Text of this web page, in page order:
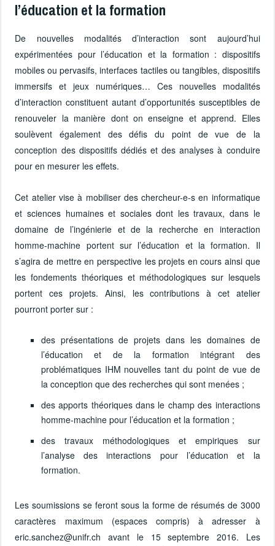
l’éducation et la formation
De nouvelles modalités d’interaction sont aujourd’hui
expérimentées pour l’éducation et la formation : dispositifs
mobiles ou pervasifs, interfaces tactiles ou tangibles, dispositifs
immersifs et jeux numériques… Ces nouvelles modalités
d’interaction constituent autant d’opportunités susceptibles de
renouveler la manière dont on enseigne et apprend. Elles
soulèvent également des défis du point de vue de la
conception des dispositifs dédiés et des analyses à conduire
pour en mesurer les effets.
Cet atelier vise à mobiliser des chercheur-e-s en informatique
et sciences humaines et sociales dont les travaux, dans le
domaine de l’ingénierie et de la recherche en interaction
homme-machine portent sur l’éducation et la formation. Il
s’agira de mettre en perspective les projets en cours ainsi que
les fondements théoriques et méthodologiques sur lesquels
portent ces projets. Ainsi, les contributions à cet atelier
pourront porter sur :
des présentations de projets dans les domaines de
l’éducation et de la formation intégrant des
problématiques IHM nouvelles tant du point de vue de
la conception que des recherches qui sont menées ;
des apports théoriques dans le champ des interactions
homme-machine pour l’éducation et la formation ;
des travaux méthodologiques et empiriques sur
l’analyse des interactions pour l’éducation et la
formation.
Les soumissions se feront sous la forme de résumés de 3000
caractères maximum (espaces compris) à adresser à
eric.sanchez@unifr.ch avant le 15 septembre 2016. Les